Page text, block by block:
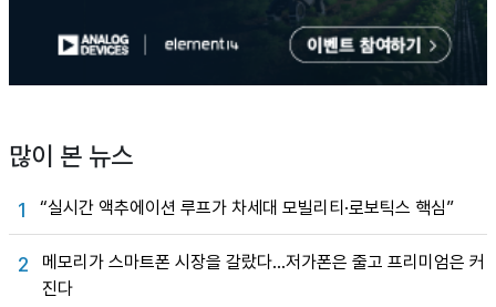
많이 본 뉴스
1 “실시간 액추에이션 루프가 차세대 모빌리티·로보틱스 핵심”
2
메모리가 스마트폰 시장을 갈랐다…저가폰은 줄고 프리미엄은 커
진다